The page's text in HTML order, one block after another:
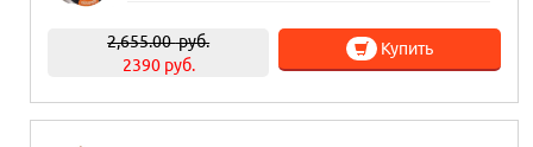
2,655.00руб.
2390 руб.
Купить